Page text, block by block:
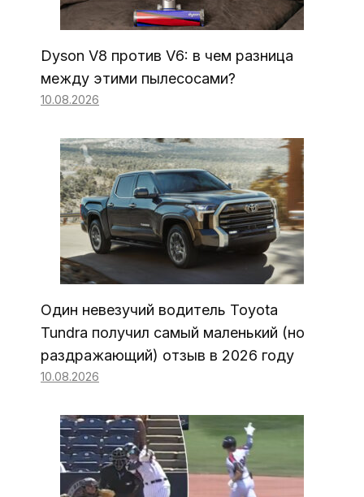
Dyson V8 против V6: в чем разница
между этими пылесосами?
10.08.2026
Один невезучий водитель Toyota
Tundra получил самый маленький (но
раздражающий) отзыв в 2026 году
10.08.2026